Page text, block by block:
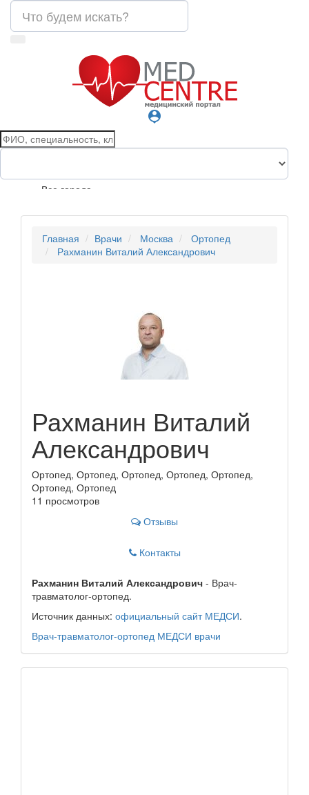
person_pin
Все города
Главная Врачи Москва
Ортопед
Рахманин Виталий Александрович
Рахманин Виталий
Александрович
Ортопед, Ортопед, Ортопед, Ортопед, Ортопед,
Ортопед, Ортопед
11 просмотров
Отзывы
Контакты
Рахманин Виталий Александрович - Врач-
травматолог-ортопед.
Источник данных: официальный сайт МЕДСИ.
Врач-травматолог-ортопед МЕДСИ врачи